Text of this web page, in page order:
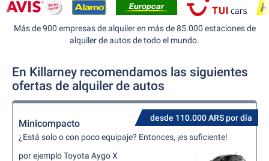
Más de 900 empresas de alquiler en más de 85.000 estaciones de
alquiler de autos de todo el mundo.
En Killarney recomendamos las siguientes
ofertas de alquiler de autos
desde 110.000 ARS por día
Minicompacto
¿Está solo o con poco equipaje? Entonces, ¡es suficiente!
por ejemplo Toyota Aygo X